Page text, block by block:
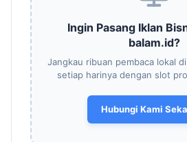
Ingin Pasang Iklan
balam.id?
Jangkau ribuan pembaca lokal
setiap harinya dengan slot
Hubungi Kami